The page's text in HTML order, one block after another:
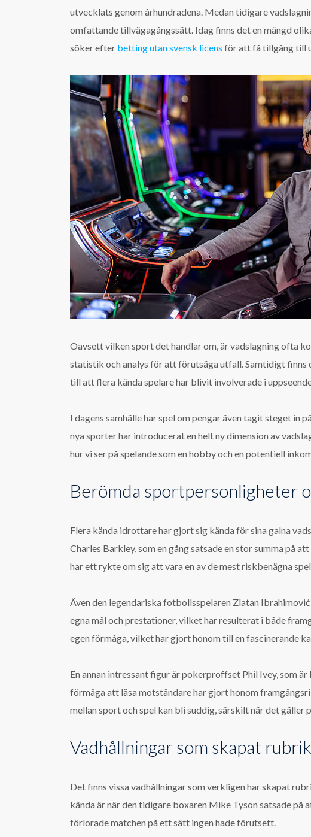
utvecklats genom århundradena. Medan tidigare
omfattande tillvägagångssätt. Idag finns det en mängd
söker efter betting utan svensk licens för att få tillgång till
Oavsett vilken sport det handlar om, är vadslagning ofta
statistik och analys för att förutsäga utfall. Samtidigt finns
till att flera kända spelare har blivit involverade i
I dagens samhälle har spel om pengar även tagit steget
nya sporter har introducerat en helt ny dimension av
hur vi ser på spelande som en hobby och en potentiell
Berömda sportpersonligheter
Flera kända idrottare har gjort sig kända för sina galna
Charles Barkley, som en gång satsade en stor summa på
har ett rykte om sig att vara en av de mest riskbenägna
Även den legendariska fotbollsspelaren Zlatan
egna mål och prestationer, vilket har resulterat i både
egen förmåga, vilket har gjort honom till en fascinerande
En annan intressant figur är pokerproffset Phil Ivey, som
förmåga att läsa motståndare har gjort honom
mellan sport och spel kan bli suddig, särskilt när det gäller
Vadhållningar som skapat
Det finns vissa vadhållningar som verkligen har skapat
kända är när den tidigare boxaren Mike Tyson satsade på
förlorade matchen på ett sätt ingen hade förutsett.